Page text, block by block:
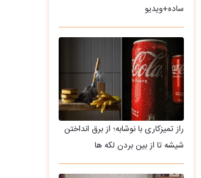
ساده+ویدیو
راز تمیزکاری با نوشابه؛ از برق انداختن
شیشه تا از بین بردن لکه ها